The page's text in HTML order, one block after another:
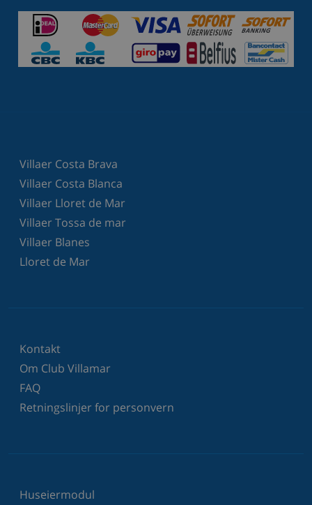
Villaer Costa Brava
Villaer Costa Blanca
Villaer Lloret de Mar
Villaer Tossa de mar
Villaer Blanes
Lloret de Mar
Kontakt
Om Club Villamar
FAQ
Retningslinjer for personvern
Huseiermodul